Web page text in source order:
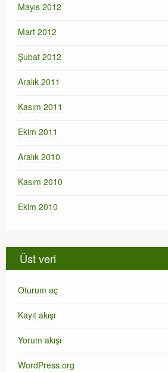
Mayıs 2012
Mart 2012
Şubat 2012
Aralık 2011
Kasım 2011
Ekim 2011
Aralık 2010
Kasım 2010
Ekim 2010
Üst veri
Oturum aç
Kayıt akışı
Yorum akışı
WordPress.org